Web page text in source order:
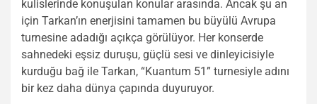
kulislerinde konuşulan konular arasında. Ancak şu an
için Tarkan’ın enerjisini tamamen bu büyülü Avrupa
turnesine adadığı açıkça görülüyor. Her konserde
sahnedeki eşsiz duruşu, güçlü sesi ve dinleyicisiyle
kurduğu bağ ile Tarkan, “Kuantum 51” turnesiyle adını
bir kez daha dünya çapında duyuruyor.